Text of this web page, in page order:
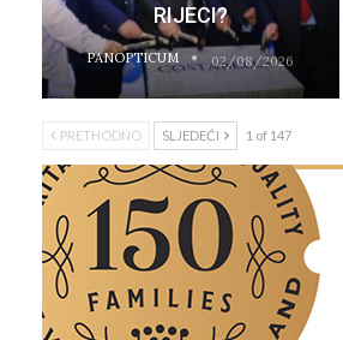
RIJECI?
PANOPTICUM 02/08/2026
PRETHODNO SLJEDEĆI 1 of 147